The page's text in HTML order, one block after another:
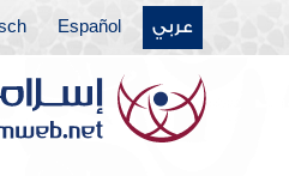
عربي Español
كتاب الديات
كتاب استتابة المرتدين
كتاب الإكراه